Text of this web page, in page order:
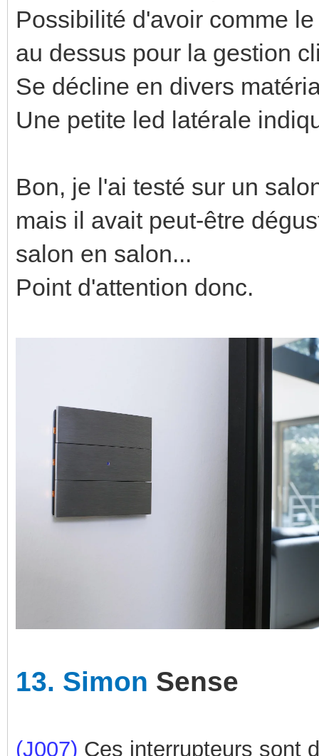
Possibilité d'avoir comme
au dessus pour la gestion
Se décline en divers
Une petite led latérale
Bon, je l'ai testé sur un
mais il avait peut-être
salon en salon...
Point d'attention donc.
13. Simon Sense
(J007) Ces interrupteurs sont